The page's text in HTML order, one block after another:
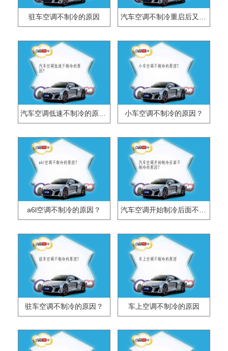
驻车空调不制冷的原因
小车空调不制冷的原因？
a6l空调不制冷的原因？
驻车空调不制冷的原因？ 车上空调不制冷的原因